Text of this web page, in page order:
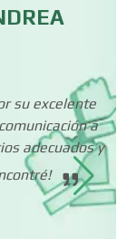
su excelente
a
adecuados y